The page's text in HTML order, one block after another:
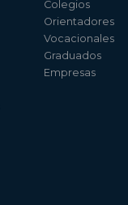
Colegios
Orientadores
Vocacionales
Graduados
Empresas